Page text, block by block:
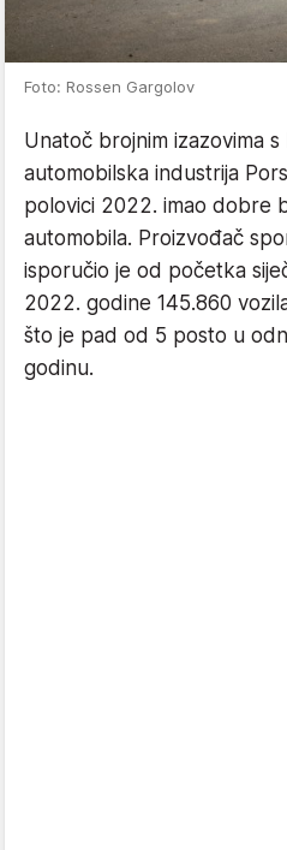
Foto: Rossen Gargolov
Unatoč brojnim izazovima
automobilska industrija
polovici 2022. imao dobre
automobila. Proizvođač
isporučio je od početka
2022. godine 145.860
što je pad od 5 posto u
godinu.